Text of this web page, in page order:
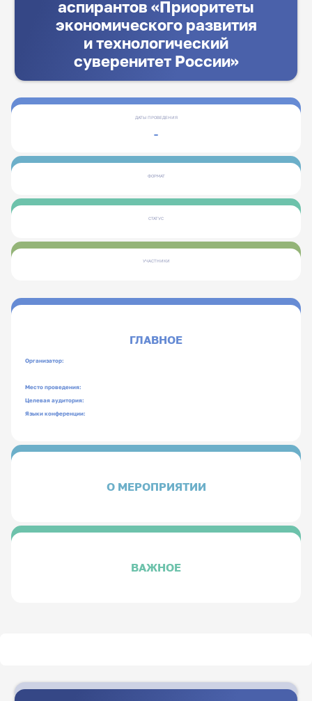
аспирантов «Приоритеты
экономического развития
и технологический
суверенитет России»
ДАТЫ ПРОВЕДЕНИЯ
-
ФОРМАТ
СТАТУС
УЧАСТНИКИ
ГЛАВНОЕ
Организатор:
Место проведения:
Целевая аудитория:
Языки конференции:
О МЕРОПРИЯТИИ
ВАЖНОЕ